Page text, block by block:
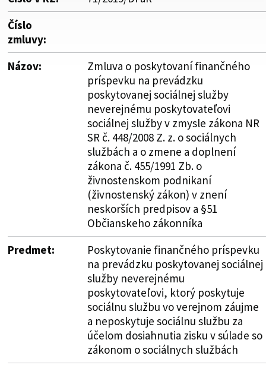
Číslo
zmluvy:
Názov:
Zmluva o poskytovaní finančného
príspevku na prevádzku
poskytovanej sociálnej služby
neverejnému poskytovateľovi
sociálnej služby v zmysle zákona NR
SR č. 448/2008 Z. z. o sociálnych
službách a o zmene a doplnení
zákona č. 455/1991 Zb. o
živnostenskom podnikaní
(živnostenský zákon) v znení
neskorších predpisov a §51
Občianskeho zákonníka
Predmet:
Poskytovanie finančného príspevku
na prevádzku poskytovanej sociálnej
služby neverejnému
poskytovateľovi, ktorý poskytuje
sociálnu službu vo verejnom záujme
a neposkytuje sociálnu službu za
účelom dosiahnutia zisku v súlade so
zákonom o sociálnych službách